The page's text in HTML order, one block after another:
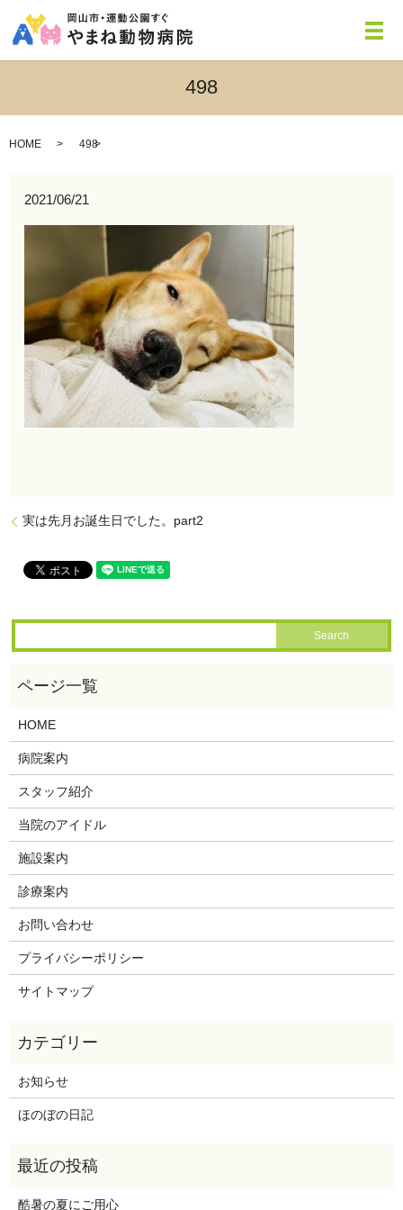
メ
498
HOME 498
2021/06/21
実は先月お誕生日でした。part2
HOME
病院案内
スタッフ紹介
当院のアイドル
施設案内
診療案内
お問い合わせ
プライバシーポリシー
サイトマップ
お知らせ
ほのぼの日記
酷暑の夏にご用心